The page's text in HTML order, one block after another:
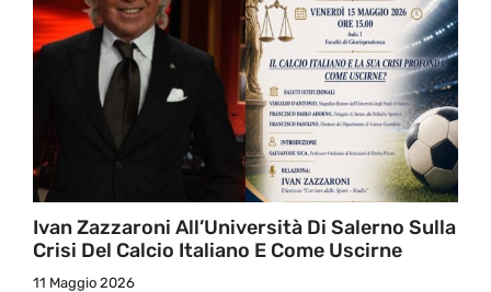
Ivan Zazzaroni All’Università Di Salerno Sulla
Crisi Del Calcio Italiano E Come Uscirne
11 Maggio 2026